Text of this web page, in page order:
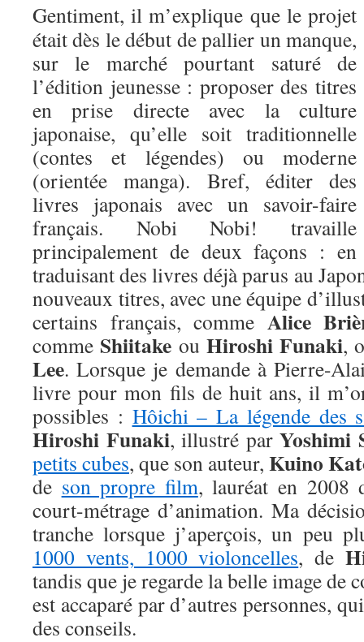
Gentiment, il m’explique que le projet
était dès le début de pallier un manque,
sur le marché pourtant saturé de
l’édition jeunesse : proposer des titres
en prise directe avec la culture
japonaise, qu’elle soit traditionnelle
(contes et légendes) ou moderne
(orientée manga). Bref, éditer des
livres japonais avec un savoir-faire
français. Nobi Nobi! travaille
principalement de deux façons : en
traduisant des livres déjà parus au
nouveaux titres, avec une équipe
certains français, comme Alice
comme Shiitake ou Hiroshi Funaki,
Lee. Lorsque je demande à Pierre-
livre pour mon fils de huit ans, il
possibles : Hôichi – La légende des
Hiroshi Funaki, illustré parYoshimi
petits cubes, que son auteur, Kuino
de son propre film, lauréat en 2008
court-métrage d’animation. Ma
tranche lorsque j’aperçois, un peu
1000 vents, 1000 violoncelles, de
tandis que je regarde la belle image de
est accaparé par d’autres personnes,
des conseils.